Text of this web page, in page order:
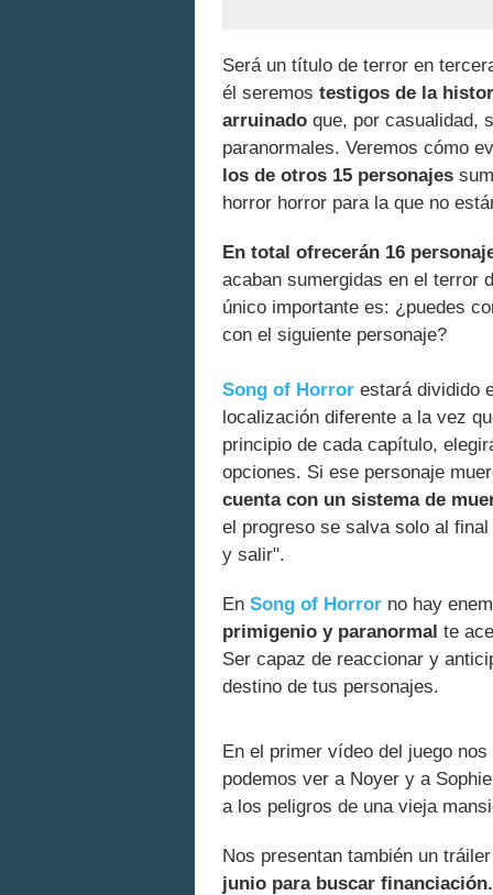
Será un título de terror en
él seremos testigos de la
arruinado que, por casualidad,
paranormales. Veremos cómo
los de otros 15 personajes
horror horror para la que no
En total ofrecerán 16
acaban sumergidas en el terror
único importante es: ¿puedes
con el siguiente personaje?
Song of Horror estará dividido
localización diferente a la vez
principio de cada capítulo,
opciones. Si ese personaje
cuenta con un sistema de
el progreso se salva solo al
y salir".
En Song of Horror no hay
primigenio y paranormal te
Ser capaz de reaccionar y
destino de tus personajes.
En el primer vídeo del juego
podemos ver a Noyer y a
a los peligros de una vieja
Nos presentan también un
junio para buscar financiación.